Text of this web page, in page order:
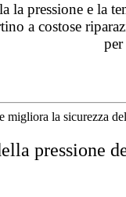
la pressione e la
a costose
migliora la sicurezza
pressione